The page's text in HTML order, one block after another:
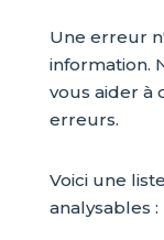
Une erreur
information.
vous aider à
erreurs.
Voici une
analysables :